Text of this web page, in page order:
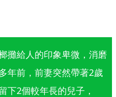
攤給人的印象卑微，消磨
年前，前妻突然帶著2歲
下2個較年長的兒子，